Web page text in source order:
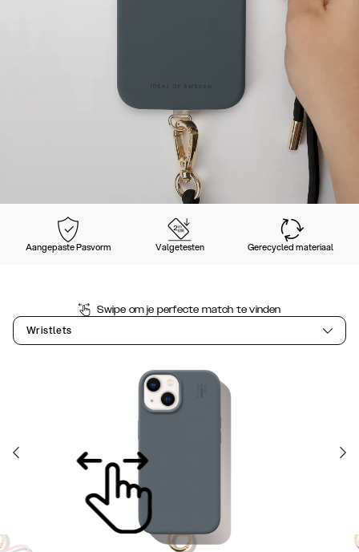
Aangepaste Pasvorm Valgetesten Gerecycled materiaal
Swipe om je perfecte match te vinden
Wristlets